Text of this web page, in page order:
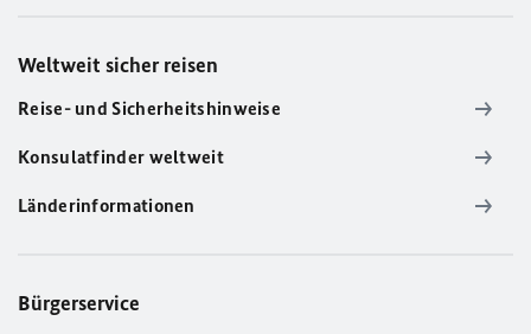
Weltweit sicher reisen
Reise- und Sicherheitshinweise
Konsulatfinder weltweit
Länderinformationen
Bürgerservice